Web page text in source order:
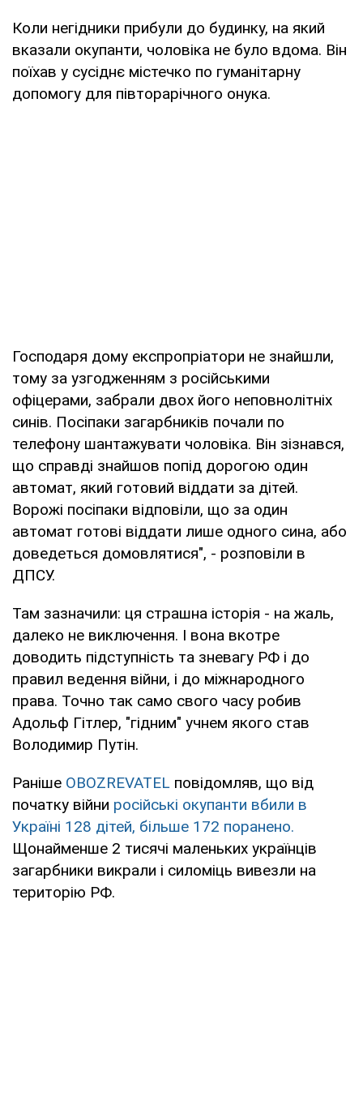
Коли негідники прибули до будинку, на який
вказали окупанти, чоловіка не було вдома. Він
поїхав у сусіднє містечко по гуманітарну
допомогу для півторарічного онука.
Господаря дому експропріатори не знайшли,
тому за узгодженням з російськими
офіцерами, забрали двох його неповнолітніх
синів. Посіпаки загарбників почали по
телефону шантажувати чоловіка. Він зізнався,
що справді знайшов попід дорогою один
автомат, який готовий віддати за дітей.
Ворожі посіпаки відповіли, що за один
автомат готові віддати лише одного сина, або
доведеться домовлятися", - розповіли в
ДПСУ.
Там зазначили: ця страшна історія - на жаль,
далеко не виключення. І вона вкотре
доводить підступність та зневагу РФ і до
правил ведення війни, і до міжнародного
права. Точно так само свого часу робив
Адольф Гітлер, "гідним" учнем якого став
Володимир Путін.
Раніше OBOZREVATEL повідомляв, що від
початку війни російські окупанти вбили в
Україні 128 дітей, більше 172 поранено.
Щонайменше 2 тисячі маленьких українців
загарбники викрали і силоміць вивезли на
територію РФ.